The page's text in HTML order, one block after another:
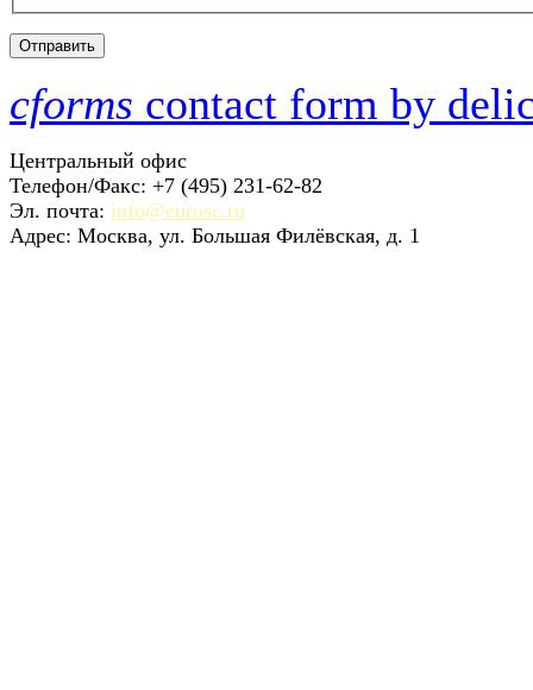
cforms contact form by
Центральный офис
Телефон/Факс: +7 (495) 231-62-82
Эл. почта: info@eurosc.ru
Адрес: Москва, ул. Большая Филёвская, д. 1